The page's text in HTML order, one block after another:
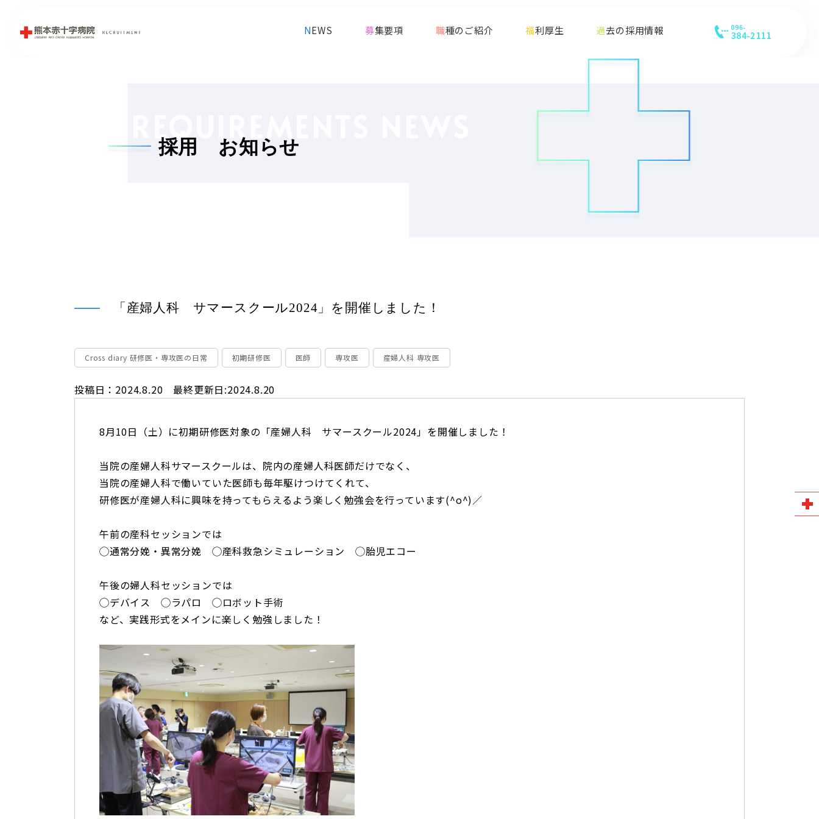
NEWS 募集要項 職種のご紹介 福利厚生 過去の採用情報
REQUIREMENTS NEWS
採用 お知らせ
「産婦人科 サマースクール2024」を開催しました！
Cross diary 研修医・専攻医の日常 初期研修医 医師 専攻医 産婦人科 専攻医
投稿日：2024.8.20 最終更新日:2024.8.20
8月10日（土）に初期研修医対象の「産婦人科 サマースクール2024」を開催しました！
当院の産婦人科サマースクールは、院内の産婦人科医師だけでなく、
当院の産婦人科で働いていた医師も毎年駆けつけてくれて、
研修医が産婦人科に興味を持ってもらえるよう楽しく勉強会を行っています(^o^)／
午前の産科セッションでは
◯通常分娩・異常分娩 ◯産科救急シミュレーション ◯胎児エコー
午後の婦人科セッションでは
◯デバイス ◯ラパロ ◯ロボット手術
など、実践形式をメインに楽しく勉強しました！